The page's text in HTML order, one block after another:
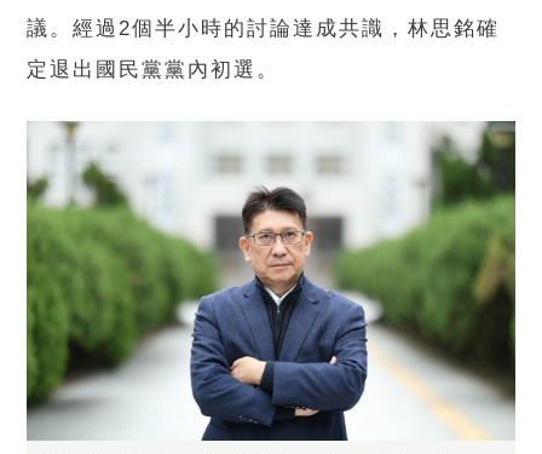
議。經過2個半小時的討論達成共識，林思銘確
定退出國民黨黨內初選。